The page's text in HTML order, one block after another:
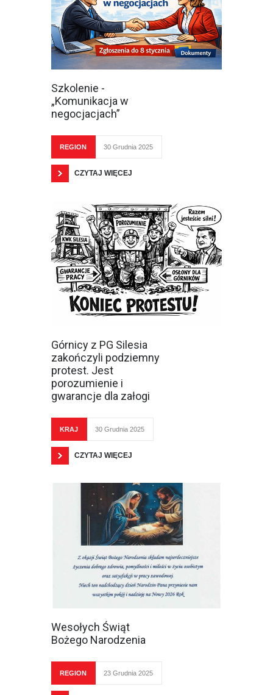
Szkolenie -
„Komunikacja w
negocjacjach”
REGION 30 Grudnia 2025
CZYTAJ WIĘCEJ
Górnicy z PG Silesia
zakończyli podziemny
protest. Jest
porozumienie i
gwarancje dla załogi
KRAJ 30 Grudnia 2025
CZYTAJ WIĘCEJ
Wesołych Świąt
Bożego Narodzenia
REGION 23 Grudnia 2025